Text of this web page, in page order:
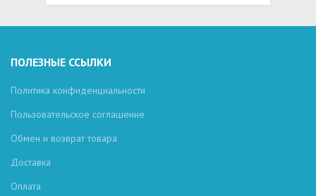
ПОЛЕЗНЫЕ ССЫЛКИ
Политика конфиденциальности
Пользовательское соглашение
Обмен и возврат товара
Доставка
Оплата